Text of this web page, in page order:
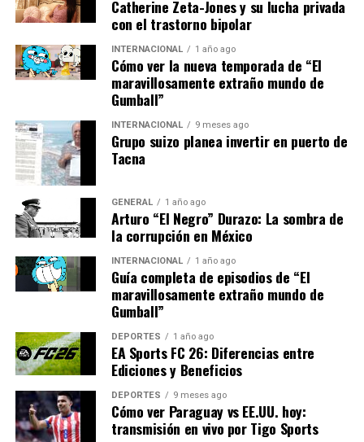
Implicaciones y Futuro
El futuro económico de América Latina dependerá de su
capacidad para adaptarse a los cambios globales y
aprovechar sus ventajas comparativas. La transición
hacia una economía más verde también ofrece
oportunidades significativas, especialmente en el sector
de las energías renovables.
El cambio climático representa un desafío, pero
también una oportunidad para que la región lidere en
energía limpia. Países como Costa Rica ya están
demostrando el potencial de las energías renovables,
con más del 99% de su electricidad proveniente de
fuentes limpias.
En conclusión, América Latina se encuentra en una
encrucijada económica. Con una combinación de
políticas adecuadas, inversión en educación e
infraestructura, y un enfoque en la sostenibilidad, la
región puede superar sus desafíos actuales y lograr un
crecimiento económico robusto y equitativo.
Catherine Zeta-Jones y su lucha privada
con el trastorno bipolar
INTERNACIONAL 1 año ago
Cómo ver la nueva temporada de “El
maravillosamente extraño mundo de
Gumball”
INTERNACIONAL 9 meses ago
Grupo suizo planea invertir en puerto de
Tacna
GENERAL 1 año ago
Arturo “El Negro” Durazo: La sombra de
la corrupción en México
INTERNACIONAL 1 año ago
Guía completa de episodios de “El
maravillosamente extraño mundo de
Gumball”
DEPORTES 1 año ago
EA Sports FC 26: Diferencias entre
Ediciones y Beneficios
DEPORTES 9 meses ago
Cómo ver Paraguay vs EE.UU. hoy:
transmisión en vivo por Tigo Sports